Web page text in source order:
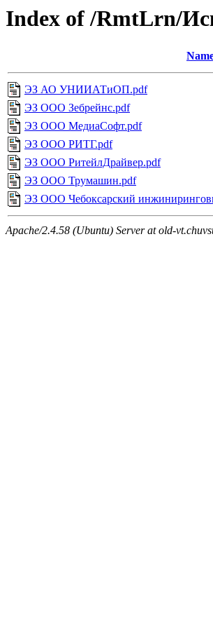
Index of /RmtLrn/
ЭЗ АО УНИИАТиОП.pdf
ЭЗ ООО Зебрейнс.pdf
ЭЗ ООО МедиаСофт.pdf
ЭЗ ООО РИТГ.pdf
ЭЗ ООО РитейлДрайвер.pdf
ЭЗ ООО Трумашин.pdf
ЭЗ ООО Чебоксарский
Apache/2.4.58 (Ubuntu) Server at old-